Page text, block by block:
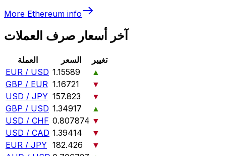
More Ethereum info
آخر أسعار صرف العملات
العملة السعر
تغيير
EUR / USD 1.15589
▲
GBP / EUR 1.16721
▼
USD / JPY 157.823
▼
GBP / USD 1.34917
▲
USD / CHF 0.807874 ▼
USD / CAD 1.39414
▼
EUR / JPY 182.426
▼